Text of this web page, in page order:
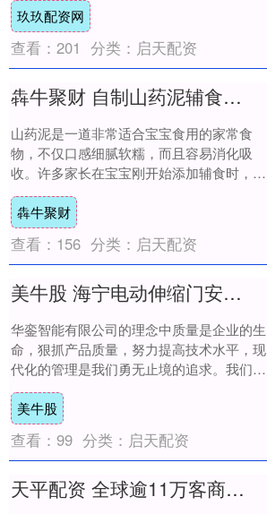
中，我....
玖玖配资网
查看： 201 分类： 启天配资
犇牛聚财 自制山药泥辅食，宝宝吃得开心妈妈放心！_食物_食材_营养
山药泥是一道非常适合宝宝食用的家常食
物，不仅口感细腻软糯，而且容易消化吸
收。许多家长在宝宝刚开始添加辅食时，都
会考虑将山药泥列入菜单。制作山药泥的方
法简单，食材....
犇牛聚财
查看： 156 分类： 启天配资
美牛股 海宁电动伸缩门安装，伸缩门定制--优质的服务--厂家直销--需求可定制--_运行_门体_生产厂家
华銮智能有限公司的理念中质量是企业的生
命，狠抓产品质量，努力提高技术水平，现
代化的管理是我们勇无止境的追求。我们可
以为客户订做卷帘门，伸缩门产品，质量可
靠，值得....
美牛股
查看： 99 分类： 启天配资
天平配资 全球逾11万客商参加第六届中国跨境电商交易会